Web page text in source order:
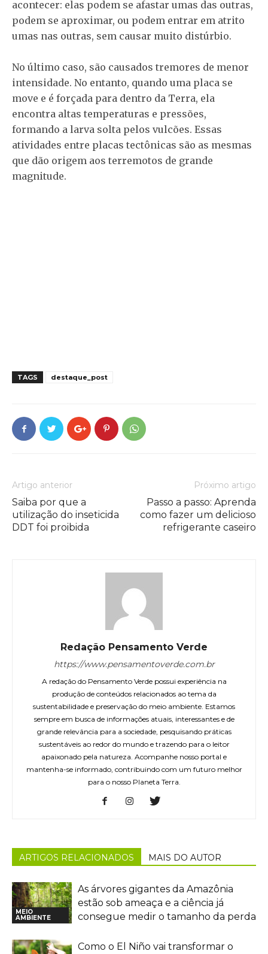
acontecer: elas podem se afastar umas das outras,
podem se aproximar, ou podem entrar em atrito
umas nas outras, sem causar muito distúrbio.
No último caso, são causados tremores de menor
intensidade. No entanto, quando uma placa se
move e é forçada para dentro da Terra, ela
encontra altas temperaturas e pressões,
formando a larva solta pelos vulcões. Essas
atividades entre placas tectônicas são as mesmas
que dão origem aos terremotos de grande
magnitude.
TAGS destaque_post
Artigo anterior
Saiba por que a
utilização do inseticida
DDT foi proibida
Próximo artigo
Passo a passo: Aprenda
como fazer um delicioso
refrigerante caseiro
Redação Pensamento Verde
https://www.pensamentoverde.com.br
A redação do Pensamento Verde possui experiência na
produção de conteúdos relacionados ao tema da
sustentabilidade e preservação do meio ambiente. Estamos
sempre em busca de informações atuais, interessantes e de
grande relevância para a sociedade, pesquisando práticas
sustentáveis ao redor do mundo e trazendo para o leitor
apaixonado pela natureza. Acompanhe nosso portal e
mantenha-se informado, contribuindo com um futuro melhor
para o nosso Planeta Terra.
ARTIGOS RELACIONADOS MAIS DO AUTOR
MEIO
AMBIENTE
As árvores gigantes da Amazônia
estão sob ameaça e a ciência já
consegue medir o tamanho da perda
Como o El Niño vai transformar o